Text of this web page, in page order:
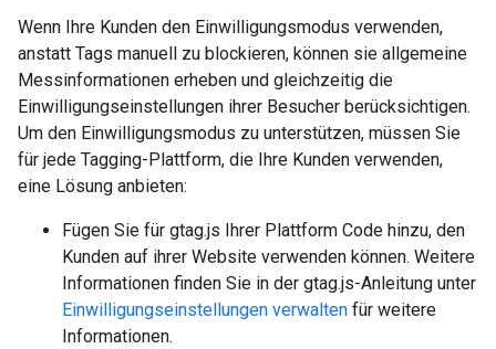
Wenn Ihre Kunden den Einwilligungsmodus verwenden,
anstatt Tags manuell zu blockieren, können sie allgemeine
Messinformationen erheben und gleichzeitig die
Einwilligungseinstellungen ihrer Besucher berücksichtigen.
Um den Einwilligungsmodus zu unterstützen, müssen Sie
für jede Tagging-Plattform, die Ihre Kunden verwenden,
eine Lösung anbieten:
Fügen Sie für gtag.js Ihrer Plattform Code hinzu, den
Kunden auf ihrer Website verwenden können. Weitere
Informationen finden Sie in der gtag.js-Anleitung unter
Einwilligungseinstellungen verwalten für weitere
Informationen.